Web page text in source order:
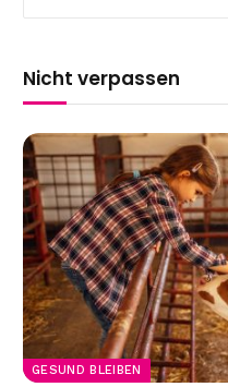
Nicht verpassen
GESUND BLEIBEN